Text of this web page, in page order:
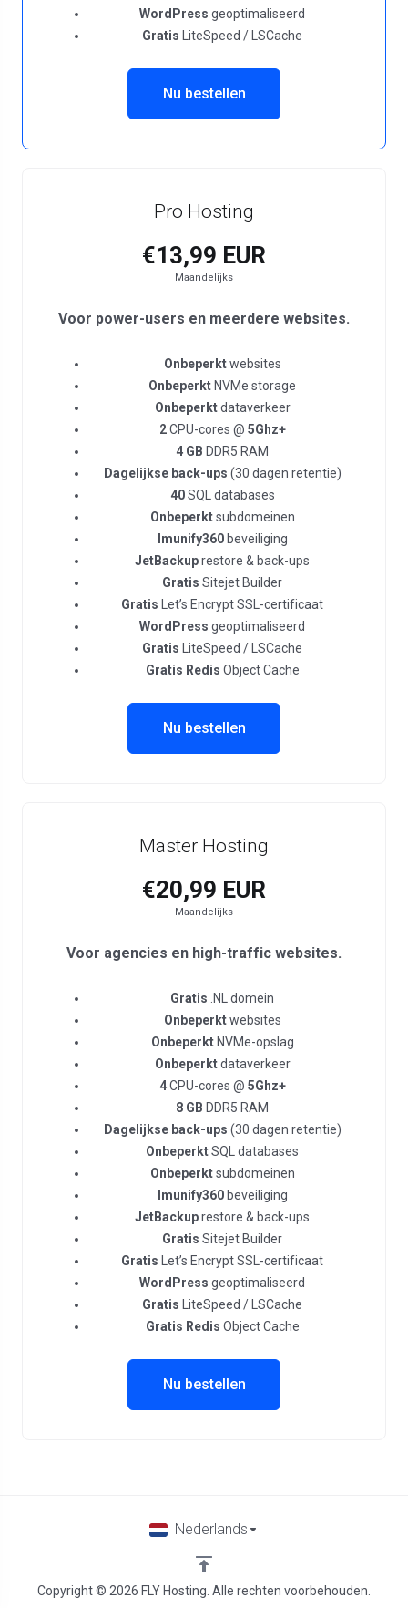
WordPress geoptimaliseerd
Gratis LiteSpeed / LSCache
Nu bestellen
Pro Hosting
€13,99 EUR
Maandelijks
Voor power-users en meerdere websites.
Onbeperktwebsites
Onbeperkt NVMe storage
Onbeperktdataverkeer
2CPU-cores @ 5Ghz+
4 GB DDR5 RAM
Dagelijkse back-ups (30 dagen retentie)
40SQL databases
Onbeperktsubdomeinen
Imunify360beveiliging
JetBackuprestore & back-ups
Gratis Sitejet Builder
Gratis Let’s Encrypt SSL-certificaat
WordPress geoptimaliseerd
Gratis LiteSpeed / LSCache
Gratis Redis Object Cache
Nu bestellen
Master Hosting
€20,99 EUR
Maandelijks
Voor agencies en high-traffic websites.
Gratis .NL domein
Onbeperktwebsites
OnbeperktNVMe-opslag
Onbeperktdataverkeer
4CPU-cores @ 5Ghz+
8 GB DDR5 RAM
Dagelijkse back-ups (30 dagen retentie)
OnbeperktSQL databases
Onbeperktsubdomeinen
Imunify360beveiliging
JetBackuprestore & back-ups
Gratis Sitejet Builder
Gratis Let’s Encrypt SSL-certificaat
WordPress geoptimaliseerd
Gratis LiteSpeed / LSCache
Gratis Redis Object Cache
Nu bestellen
Copyright © 2026 FLY Hosting. Alle rechten voorbehouden.
Nederlands